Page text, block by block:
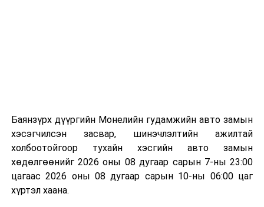
болон дулааны эрчим хүч үйлдвэрлэхэд ашиглаж
болдог. Зарим технологийн хувьд шаталтын дараа
үлдэх үнснээс фосфор зэрэг ашигт эрдсийг сэргээн
авах боломжтой аж.
Баянзүрх дүүргийн Монелийн гудамжийн авто замын
хэсэгчилсэн засвар, шинэчлэлтийн ажилтай
холбоотойгоор тухайн хэсгийн авто замын
хөдөлгөөнийг 2026 оны 08 дугаар сарын 7-ны 23:00
цагаас 2026 оны 08 дугаар сарын 10-ны 06:00 цаг
хүртэл хаана.